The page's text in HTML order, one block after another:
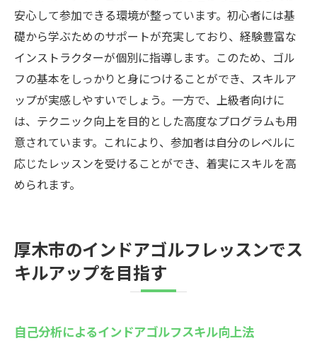
安心して参加できる環境が整っています。初心者には基
礎から学ぶためのサポートが充実しており、経験豊富な
インストラクターが個別に指導します。このため、ゴル
フの基本をしっかりと身につけることができ、スキルア
ップが実感しやすいでしょう。一方で、上級者向けに
は、テクニック向上を目的とした高度なプログラムも用
意されています。これにより、参加者は自分のレベルに
応じたレッスンを受けることができ、着実にスキルを高
められます。
厚木市のインドアゴルフレッスンでス
キルアップを目指す
自己分析によるインドアゴルフスキル向上法